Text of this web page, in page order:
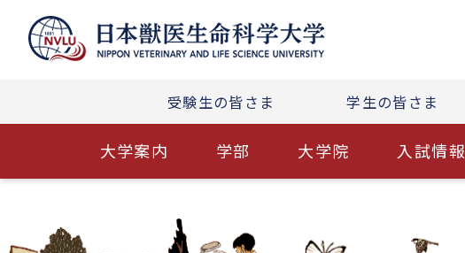
受験生の皆さま 学生の皆さま
大学案内 学部 大学院 入試情報